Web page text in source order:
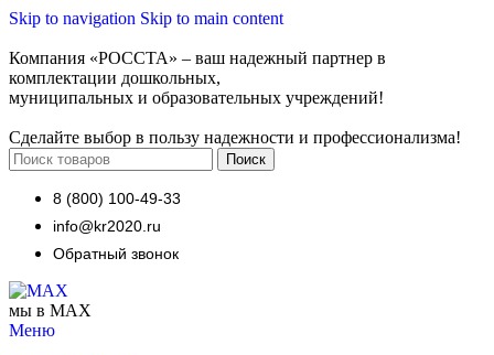
Skip to navigation Skip to main content
Компания «РОССТА» – ваш надежный партнер в
комплектации дошкольных,
муниципальных и образовательных учреждений!
Сделайте выбор в пользу надежности и профессионализма!
Поиск
8 (800) 100-49-33
info@kr2020.ru
Обратный звонок
мы в MAX
Меню